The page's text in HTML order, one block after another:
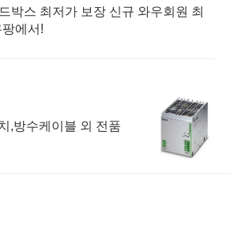
박스 최저가 보장 신규 와우회원 최
에서!
,방수케이블 외 전품